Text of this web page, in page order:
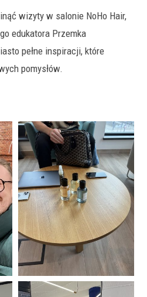
wizyty w salonie NoHo Hair,
edukatora Przemka
pełne inspiracji, które
pomysłów.